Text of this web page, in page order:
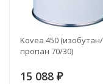
Kovea 450 (изобутан/
пропан 70/30)
15 088 ₽